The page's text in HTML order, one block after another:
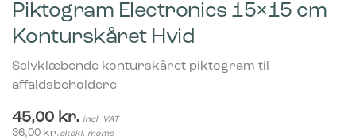
Piktogram Electronics 15×15 cm
Konturskåret Hvid
Selvklæbende konturskåret piktogram til
affaldsbeholdere
45,00 kr. incl. VAT
36,00 kr.ekskl. moms